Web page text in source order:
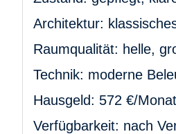
Architektur:
Raumqualität: helle,
Technik: moderne
Hausgeld: 572 €/
Verfügbarkeit: nach